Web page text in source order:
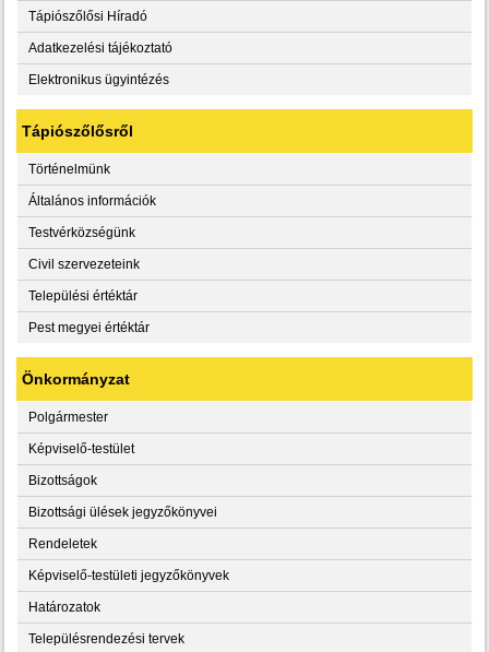
Tápiószőlősi Híradó
Adatkezelési tájékoztató
Elektronikus ügyintézés
Tápiószőlősről
Történelmünk
Általános információk
Testvérközségünk
Civil szervezeteink
Települési értéktár
Pest megyei értéktár
Önkormányzat
Polgármester
Képviselő-testület
Bizottságok
Bizottsági ülések jegyzőkönyvei
Rendeletek
Képviselő-testületi jegyzőkönyvek
Határozatok
Településrendezési tervek